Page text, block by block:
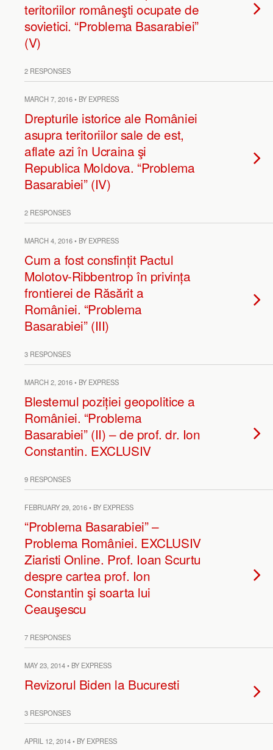
teritoriilor româneşti ocupate de
sovietici. “Problema Basarabiei”
(V)
2 RESPONSES
MARCH 7, 2016 • BY EXPRESS
Drepturile istorice ale României
asupra teritoriilor sale de est,
aflate azi în Ucraina şi
Republica Moldova. “Problema
Basarabiei” (IV)
2 RESPONSES
MARCH 4, 2016 • BY EXPRESS
Cum a fost consfințit Pactul
Molotov-Ribbentrop în privința
frontierei de Răsărit a
României. “Problema
Basarabiei” (III)
3 RESPONSES
MARCH 2, 2016 • BY EXPRESS
Blestemul poziției geopolitice a
României. “Problema
Basarabiei” (II) – de prof. dr. Ion
Constantin. EXCLUSIV
9 RESPONSES
FEBRUARY 29, 2016 • BY EXPRESS
“Problema Basarabiei” –
Problema României. EXCLUSIV
Ziaristi Online. Prof. Ioan Scurtu
despre cartea prof. Ion
Constantin şi soarta lui
Ceauşescu
7 RESPONSES
MAY 23, 2014 • BY EXPRESS
Revizorul Biden la Bucuresti
3 RESPONSES
APRIL 12, 2014 • BY EXPRESS